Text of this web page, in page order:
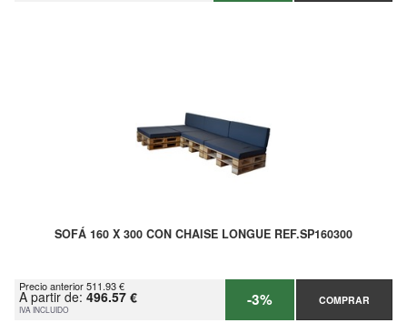
SOFÁ 160 X 300 CON CHAISE LONGUE REF.SP160300
Precio anterior 511.93 €
A partir de: 496.57 €
IVA INCLUIDO -3% COMPRAR